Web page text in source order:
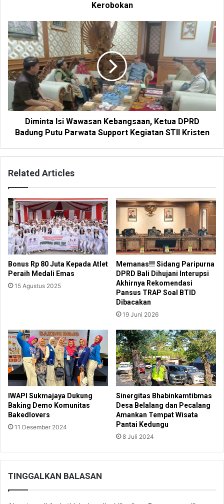
Kerobokan
Diminta Isi Wawasan Kebangsaan, Ketua DPRD
Badung Putu Parwata Support Kegiatan STII Kristen
Related Articles
Bonus Rp 80 Juta Kepada Atlet
Peraih Medali Emas
15 Agustus 2025
Memanas!!! Sidang Paripurna
DPRD Bali Dihujani Interupsi
Akhirnya Rekomendasi
Pansus TRAP Soal BTID
Dibacakan
19 Juni 2026
IWAPI Sukmajaya Dukung
Baking Demo Komunitas
Bakedlovers
11 Desember 2024
Sinergitas Bhabinkamtibmas
Desa Belalang dan Pecalang
Amankan Tempat Wisata
Pantai Kedungu
8 Juli 2024
TINGGALKAN BALASAN